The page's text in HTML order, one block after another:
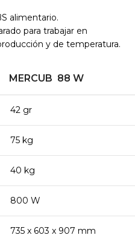
alimentario.
para trabajar en
y de temperatura.
MERCUB 88 W
42 gr
75 kg
40 kg
800 W
735 x 603 x 907 mm